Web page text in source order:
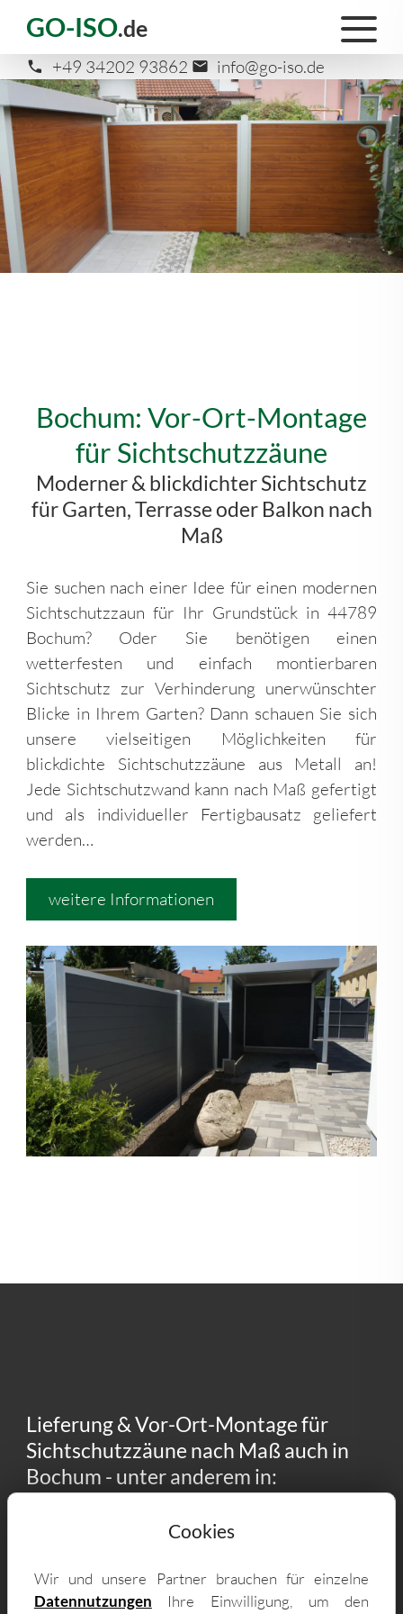
GO-ISO.de
+49 34202 93862 info@go-iso.de
Bochum: Vor-Ort-Montage
für Sichtschutzzäune
Moderner & blickdichter Sichtschutz
für Garten, Terrasse oder Balkon nach
Maß
Sie suchen nach einer Idee für einen modernen
Sichtschutzzaun für Ihr Grundstück in 44789
Bochum? Oder Sie benötigen einen
wetterfesten und einfach montierbaren
Sichtschutz zur Verhinderung unerwünschter
Blicke in Ihrem Garten? Dann schauen Sie sich
unsere vielseitigen Möglichkeiten für
blickdichte Sichtschutzzäune aus Metall an!
Jede Sichtschutzwand kann nach Maß gefertigt
und als individueller Fertigbausatz geliefert
werden…
weitere Informationen
Lieferung & Vor-Ort-Montage für
Sichtschutzzäune nach Maß auch in
Bochum - unter anderem in:
44797 Wiemelhausen, 44809 Innenstadt,
Weitmar, 44809 Hamme, 44791 Altenbochum,
44809 Hofstede, 44869 Westenfeld, 44867
Cookies
Wir und unsere Partner brauchen für einzelne
Datennutzungen Ihre Einwilligung, um den